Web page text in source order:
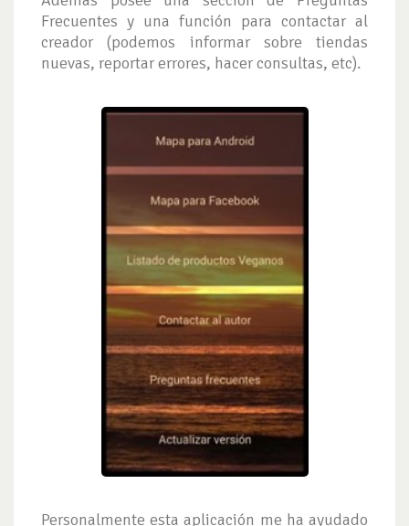
Frecuentes y una función para contactar al
creador (podemos informar sobre tiendas
nuevas, reportar errores, hacer consultas, etc).
Personalmente esta aplicación me ha ayudado